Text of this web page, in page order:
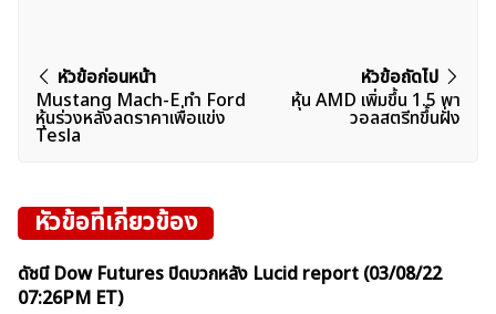
แนะแนว
เรื่อง
หัวข้อก่อนหน้า
Mustang Mach-E ทำ Ford
หุ้นร่วงหลังลดราคาเพื่อเเข่ง
Tesla
หัวข้อถัดไป
หุ้น AMD เพิ่มขึ้น 1.5 พา
วอลสตรีทขึ้นฝั่ง
หัวข้อที่เกี่ยวข้อง
ดัชนี Dow Futures ปิดบวกหลัง Lucid report (03/08/22
07:26PM ET)